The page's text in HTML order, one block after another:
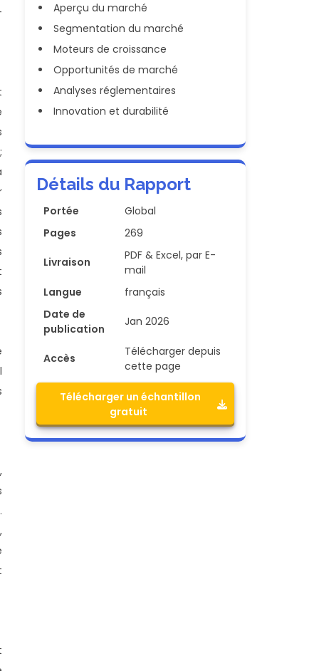
Aperçu du marché
Segmentation du marché
Moteurs de croissance
Opportunités de marché
Analyses réglementaires
Innovation et durabilité
Détails du Rapport
Portée
Global
Pages
269
Livraison
PDF & Excel, par E-
mail
Langue
français
Date de
publication
Jan 2026
Accès
Télécharger depuis
cette page
Télécharger un échantillon
gratuit